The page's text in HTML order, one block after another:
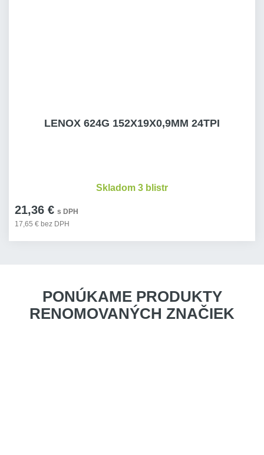
LENOX 624G 152X19X0,9MM 24TPI
21,36 € s DPH
17,65 € bez DPH
Skladom 3 blistr
PONÚKAME PRODUKTY
RENOMOVANÝCH ZNAČIEK